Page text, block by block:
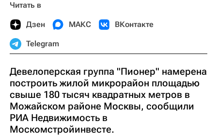
Читать в
Дзен МАКС ВКонтакте
Telegram
Девелоперская группа "Пионер" намерена
построить жилой микрорайон площадью
свыше 180 тысяч квадратных метров в
Можайском районе Москвы, сообщили
РИА Недвижимость в
Москомстройинвесте.